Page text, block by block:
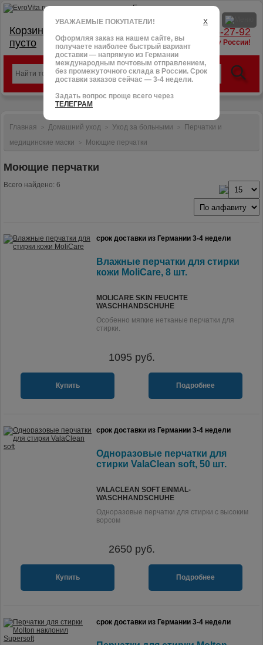
тел.: +7 (966) 095-27-92
доставим в любую точку России!
Корзина:
пусто
X
УВАЖАЕМЫЕ ПОКУПАТЕЛИ!
Оформляя заказ на нашем сайте, вы
получаете наиболее быстрый вариант
доставки — напрямую из Германии
международным почтовым отправлением,
без промежуточного склада в России. Срок
доставки заказов сейчас — 3-4 недели.
Задать вопрос проще всего через
ТЕЛЕГРАМ
Главная > Домашний уход > Уход за больными >
Перчатки и
медицинские маски
> Моющие перчатки
Моющие перчатки
Всего найдено: 6
срок доставки из Германии 3-4 недели
Влажные перчатки для стирки
кожи MoliCare, 8 шт.
MOLICARE SKIN FEUCHTE
WASCHHANDSCHUHE
Особенно мягкие нетканые перчатки для
стирки.
1095 руб.
Купить Подробнее
срок доставки из Германии 3-4 недели
Одноразовые перчатки для
стирки ValaClean soft, 50 шт.
VALACLEAN SOFT EINMAL-
WASCHHANDSCHUHE
Одноразовые перчатки для стирки с высоким
ворсом
2650руб.
Купить Подробнее
срок доставки из Германии 3-4 недели